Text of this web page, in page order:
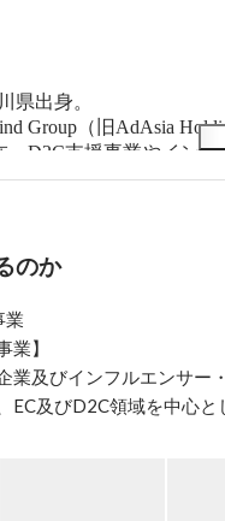
県出身。
Group（旧AdAsia
、D2C支援事業やインフ
アジア・中東・インド
続での選出をはじめ、ア
複数の表彰歴を持つ。
クロアドでは最年少取締
ジネス拡大に貢献した。
のか
業
業】
業及びインフルエンサー
EC及びD2C領域を中心と